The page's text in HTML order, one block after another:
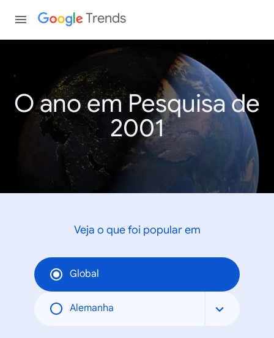
Trends
O ano em Pesquisa de
2001
Veja o que foi popular em
Global
Alemanha